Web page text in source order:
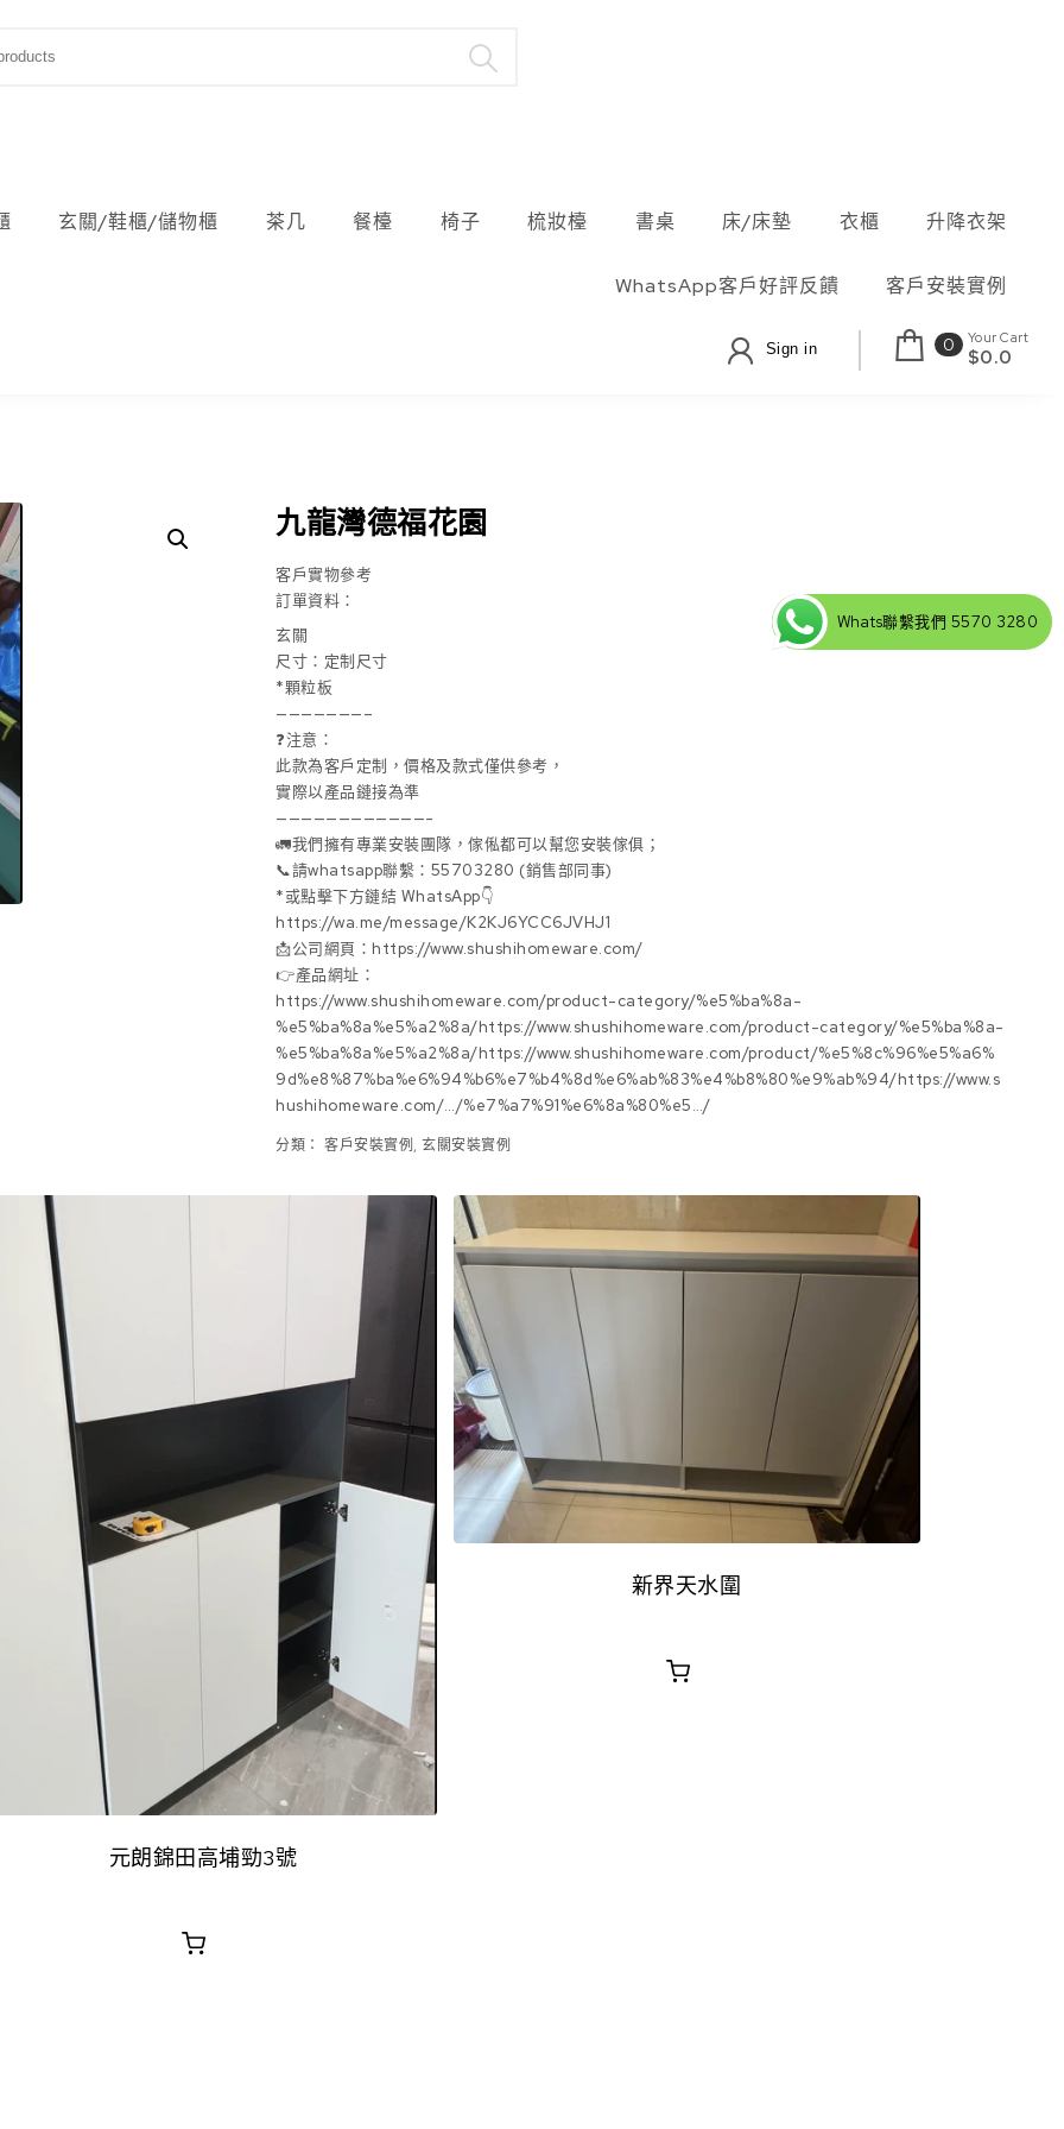
玄關/鞋櫃/儲物櫃 茶几 餐檯 椅子 梳妝檯 書桌 床/床墊 衣櫃 升降衣架
WhatsApp客戶好評反饋 客戶安裝實例
Sign in 0 Your Cart
$0.0
九龍灣德福花園
客戶實物參考
訂單資料：
玄關
尺寸：定制尺寸
*顆粒板
———————–
❓注意：
此款為客戶定制，價格及款式僅供參考，
實際以產品鏈接為準
————————————-
🚛我們擁有專業安裝團隊，傢俬都可以幫您安裝傢俱；
📞請whatsapp聯繫：55703280 (銷售部同事)
*或點擊下方鏈結 WhatsApp👇
https://wa.me/message/K2KJ6YCC6JVHJ1
📩公司網頁：https://www.shushihomeware.com/
👉產品網址：
https://www.shushihomeware.com/product-category/%e5%ba%8a-
%e5%ba%8a%e5%a2%8a/https://www.shushihomeware.com/product-category/%e5%ba%8a-
%e5%ba%8a%e5%a2%8a/https://www.shushihomeware.com/product/%e5%8c%96%e5%a6%
9d%e8%87%ba%e6%94%b6%e7%b4%8d%e6%ab%83%e4%b8%80%e9%ab%94/https://www.s
hushihomeware.com/…/%e7%a7%91%e6%8a%80%e5…/
分類：客戶安裝實例 ,玄關安裝實例
元朗錦田高埔勁3號
新界天水圍
Whats聯繫我們 5570 3280